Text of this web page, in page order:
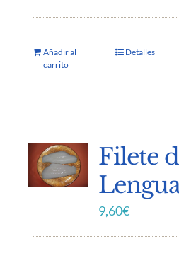
Añadir al
carrito
Detalles
Filete
9,60€